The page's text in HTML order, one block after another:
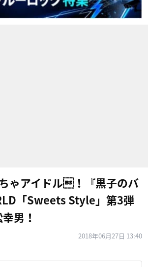
ゃアイドル！『黒子のバ
「Sweets Style」第3弾
男！
2018年06月27日 13:40